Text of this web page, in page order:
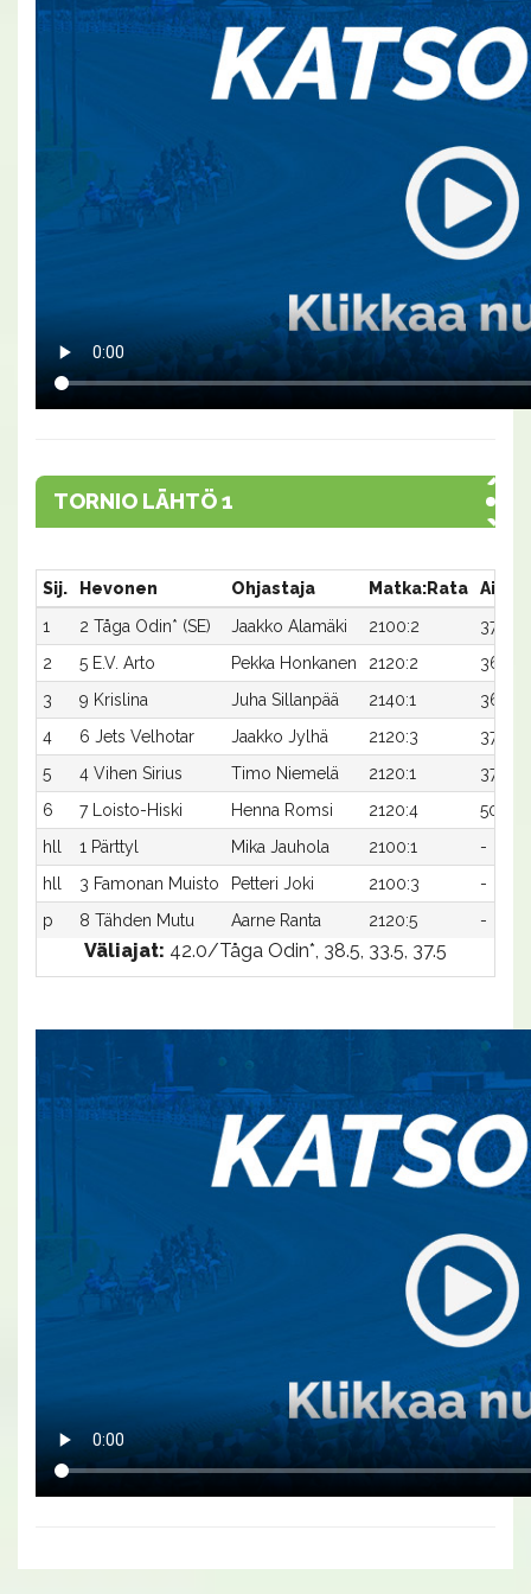
TORNIO LÄHTÖ 1
Sij. Hevonen Ohjastaja Matka:Rata
Aika
1
2 Tåga Odin* (SE) Jaakko Alamäki 2100:2
37,2
2
5 E.V. Arto Pekka Honkanen 2120:2
36,7x
3
9 Krislina Juha Sillanpää 2140:1
36,3
4
6 Jets Velhotar Jaakko Jylhä 2120:3
37,5
5
4 Vihen Sirius Timo Niemelä 2120:1
37,5
6
7 Loisto-Hiski Henna Romsi 2120:4
50,3x
hll
1 Pärttyl Mika Jauhola 2100:1
-
hll
3 Famonan Muisto Petteri Joki 2100:3
-
p
8 Tähden Mutu Aarne Ranta 2120:5 -
Väliajat: 42.0/Tåga Odin*, 38.5, 33.5, 37.5